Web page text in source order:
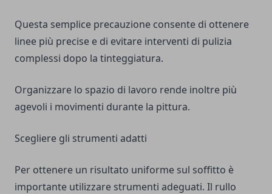
Questa semplice precauzione consente di ottenere
linee più precise e di evitare interventi di pulizia
complessi dopo la tinteggiatura.
Organizzare lo spazio di lavoro rende inoltre più
agevoli i movimenti durante la pittura.
Scegliere gli strumenti adatti
Per ottenere un risultato uniforme sul soffitto è
importante utilizzare strumenti adeguati. Il rullo